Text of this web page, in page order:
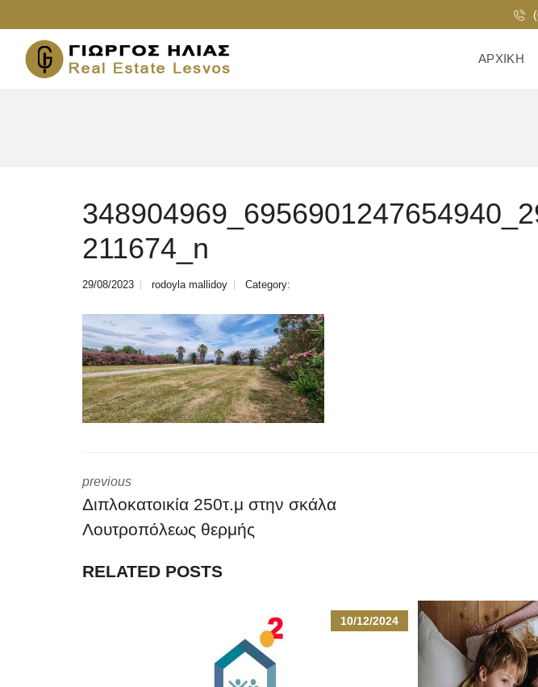
ΑΡΧΙΚΉ
211674_n
29/08/2023 rodoyla mallidoy Category:
previous
Διπλοκατοικία 250τ.μ στην σκάλα
Λουτροπόλεως θερμής
RELATED POSTS
10/12/2024